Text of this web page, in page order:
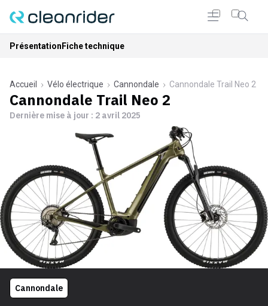
Présentation Fiche technique
Accueil Vélo électrique Cannondale Cannondale Trail Neo 2
Cannondale Trail Neo 2
Dernière mise à jour : 2 avril 2025
Cannondale